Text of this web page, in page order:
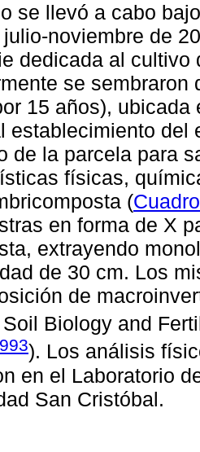
se llevó a cabo
noviembre de
dedicada al
se
15 años),
establecimiento del
de la parcela para
físicas,
(
en forma de X
extrayendo
de 30 cm. Los
de
Biology and
). Los análisis
en el Laboratorio
San Cristóbal.